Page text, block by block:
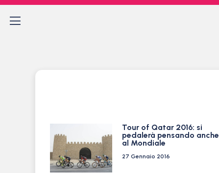
Tour of Qatar 2016: si
pedalerà pensando anche
al Mondiale
27 Gennaio 2016